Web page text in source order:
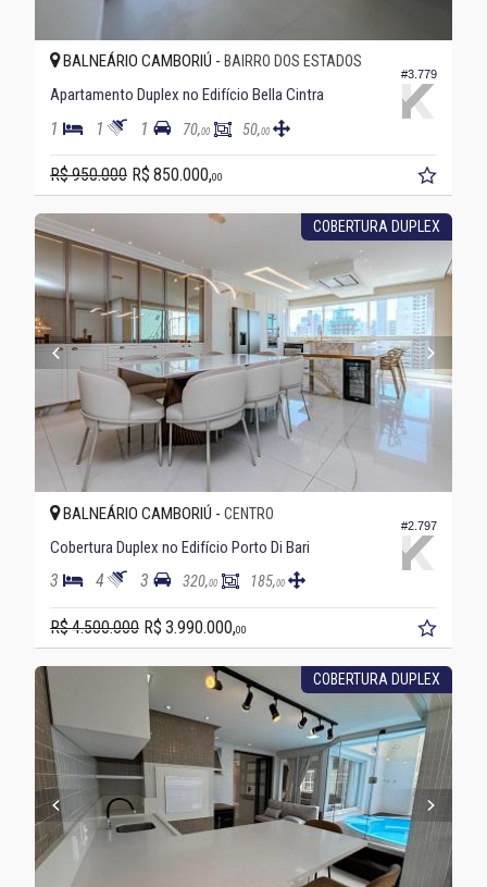
#3.779
BALNEÁRIO CAMBORIÚ - BAIRRO DOS ESTADOS
Apartamento Duplex no Edifício Bella Cintra
1 1 1 70,00 50,00
R$ 950.000 R$ 850.000,00
COBERTURA DUPLEX
#2.797
BALNEÁRIO CAMBORIÚ - CENTRO
Cobertura Duplex no Edifício Porto Di Bari
3 4 3 320,00 185,00
R$ 4.500.000 R$ 3.990.000,00
COBERTURA DUPLEX